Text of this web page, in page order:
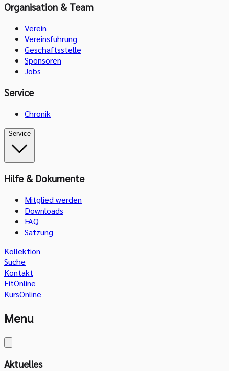
Organisation & Team
Verein
Vereinsführung
Geschäftsstelle
Sponsoren
Jobs
Service
Chronik
Service
Hilfe & Dokumente
Mitglied werden
Downloads
FAQ
Satzung
Kollektion
Suche
Kontakt
FitOnline
KursOnline
Menu
Aktuelles